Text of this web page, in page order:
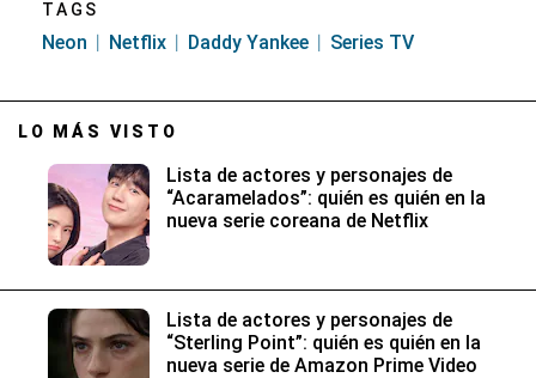
TAGS
Neon Netflix Daddy Yankee Series TV
LO MÁS VISTO
Lista de actores y personajes de
“Acaramelados”: quién es quién en la
nueva serie coreana de Netflix
Lista de actores y personajes de
“Sterling Point”: quién es quién en la
nueva serie de Amazon Prime Video